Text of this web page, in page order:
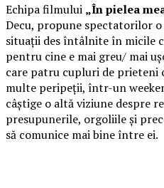
Echipa filmului „În pielea
Decu, propune spectatorilor
situații des întâlnite în micile
pentru cine e mai greu/ mai
care patru cupluri de prieteni
multe peripeții, într-un
câștige o altă viziune despre
presupunerile, orgoliile și
să comunice mai bine între ei.